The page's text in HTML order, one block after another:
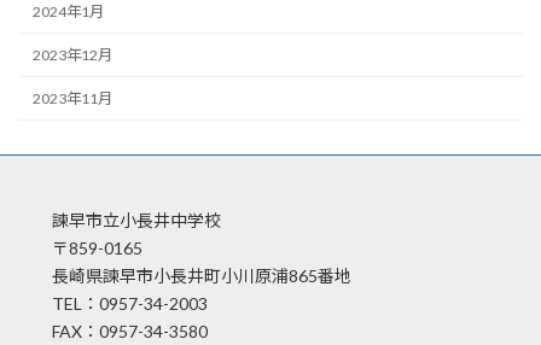
2024年1月
2023年12月
2023年11月
諫早市立小長井中学校
〒859-0165
長崎県諫早市小長井町小川原浦865番地
TEL：0957-34-2003
FAX：0957-34-3580